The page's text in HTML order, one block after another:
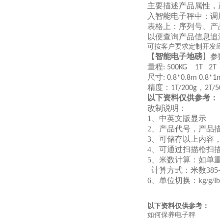
主要描述产品属性
入智能电子秤中；
表格上：序列号、
以便查询产品信息
可按客户要求定制开发
【智能电子地磅】
量程: 500KG 1T 2T
尺寸: 0.8*0.8m
精度： 1T/200g ， 2T/
以下资料仅供参考：
改制说明：
1、中英文版显示
2、产品代号，产品
3、可储存以上内容
4、可通过扫描枪扫
5、米数计算：如单
计算方式：米数
6 、单位切换： kg/g/lb
以下资料仅供参考：
如何保养电子秤